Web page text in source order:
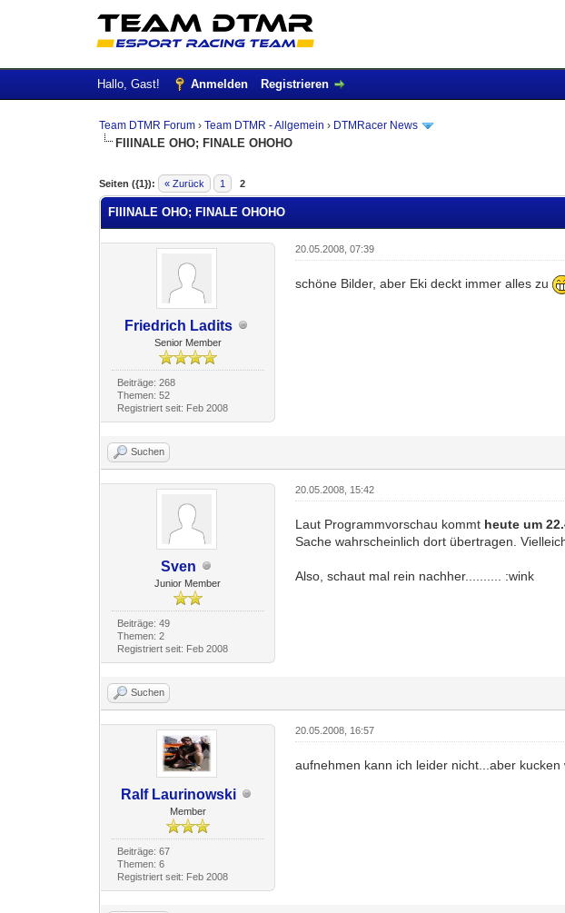
Hallo, Gast! Anmelden Registrieren
Team DTMR Forum ›Team DTMR - Allgemein › DTMRacer News
FIIINALE OHO; FINALE OHOHO
Seiten ({1}): « Zurück 1 2
0 Bewertung(en) - 0 im Durchschnitt
1
2
3
4
5
FIIINALE OHO; FINALE OHOHO
Friedrich Ladits
Senior Member
Beiträge: 268
Themen: 52
Registriert seit: Feb 2008
20.05.2008, 07:39
schöne Bilder, aber Eki deckt immer alles zu
Suchen
Sven
Junior Member
Beiträge: 49
Themen: 2
Registriert seit: Feb 2008
20.05.2008, 15:42
Laut Programmvorschau kommt heute um
Sache wahrscheinlich dort übertragen.
Also, schaut mal rein nachher.......... :wink
Suchen
Ralf Laurinowski
Member
Beiträge: 67
Themen: 6
Registriert seit: Feb 2008
20.05.2008, 16:57
aufnehmen kann ich leider nicht...aber